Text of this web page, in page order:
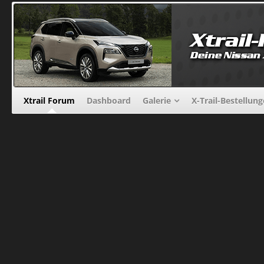
Xtrail Forum Dashboard Galerie X-Trail-